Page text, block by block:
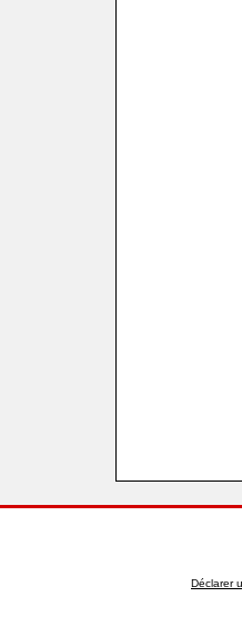
Déclarer